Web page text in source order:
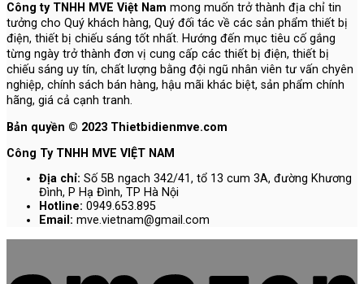
Công ty TNHH MVE Việt Nam mong muốn trở thành địa chỉ tin
tưởng cho Quý khách hàng, Quý đối tác về các sản phẩm thiết bị
điện, thiết bị chiếu sáng tốt nhất. Hướng đến mục tiêu cố gắng
từng ngày trở thành đơn vị cung cấp các thiết bị điện, thiết bị
chiếu sáng uy tín, chất lượng bằng đội ngũ nhân viên tư vấn chyên
nghiệp, chính sách bán hàng, hậu mãi khác biệt, sản phẩm chính
hãng, giá cả cạnh tranh.
Bản quyền © 2023 Thietbidienmve.com
Công Ty TNHH MVE VIỆT NAM
Địa chỉ: Số 5B ngach 342/41, tổ 13 cum 3A, đường Khương
Đình, P Hạ Đình, TP Hà Nội
Hotline: 0949.653.895
Email: mve.vietnam@gmail.com